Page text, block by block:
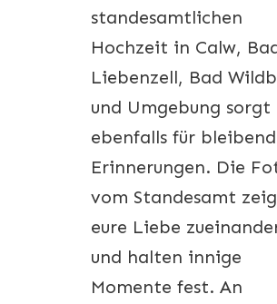
standesamtlichen
Hochzeit in Calw,
Liebenzell, Bad
und Umgebung sorgt
ebenfalls für
Erinnerungen. Die
vom Standesamt
eure Liebe
und halten innige
Momente fest. An